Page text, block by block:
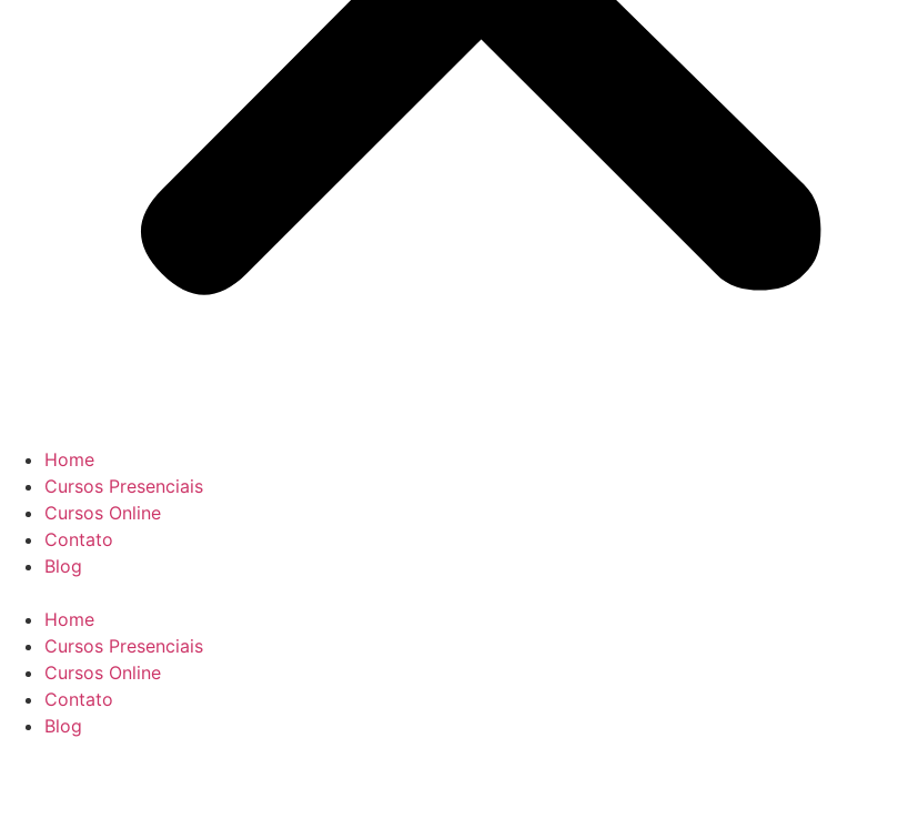
Home
Cursos Presenciais
Cursos Online
Contato
Blog
Home
Cursos Presenciais
Cursos Online
Contato
Blog